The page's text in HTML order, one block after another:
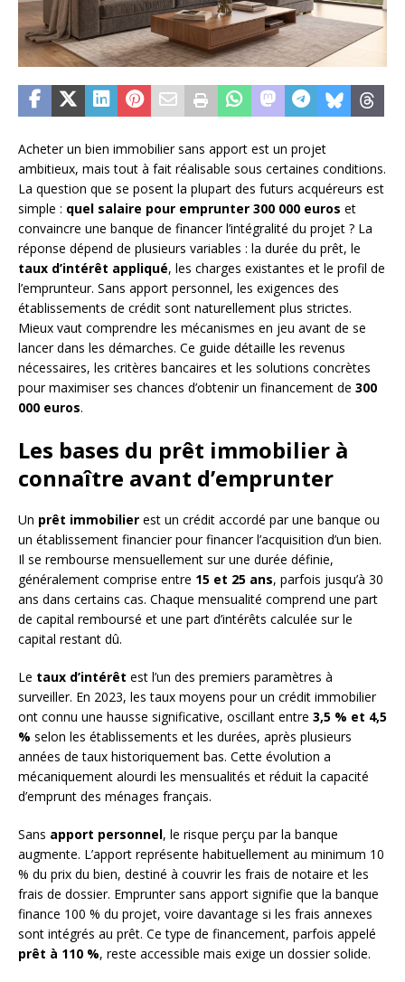
Acheter un bien immobilier sans apport est un projet
ambitieux, mais tout à fait réalisable sous certaines conditions.
La question que se posent la plupart des futurs acquéreurs est
simple : quel salaire pour emprunter 300 000 euros et
convaincre une banque de financer l’intégralité du projet ? La
réponse dépend de plusieurs variables : la durée du prêt, le
taux d’intérêt appliqué, les charges existantes et le profil de
l’emprunteur. Sans apport personnel, les exigences des
établissements de crédit sont naturellement plus strictes.
Mieux vaut comprendre les mécanismes en jeu avant de se
lancer dans les démarches. Ce guide détaille les revenus
nécessaires, les critères bancaires et les solutions concrètes
pour maximiser ses chances d’obtenir un financement de 300
000 euros.
Les bases du prêt immobilier à
connaître avant d’emprunter
Un prêt immobilier est un crédit accordé par une banque ou
un établissement financier pour financer l’acquisition d’un bien.
Il se rembourse mensuellement sur une durée définie,
généralement comprise entre 15 et 25 ans, parfois jusqu’à 30
ans dans certains cas. Chaque mensualité comprend une part
de capital remboursé et une part d’intérêts calculée sur le
capital restant dû.
Le taux d’intérêt est l’un des premiers paramètres à
surveiller. En 2023, les taux moyens pour un crédit immobilier
ont connu une hausse significative, oscillant entre 3,5 % et 4,5
% selon les établissements et les durées, après plusieurs
années de taux historiquement bas. Cette évolution a
mécaniquement alourdi les mensualités et réduit la capacité
d’emprunt des ménages français.
Sans apport personnel, le risque perçu par la banque
augmente. L’apport représente habituellement au minimum 10
% du prix du bien, destiné à couvrir les frais de notaire et les
frais de dossier. Emprunter sans apport signifie que la banque
finance 100 % du projet, voire davantage si les frais annexes
sont intégrés au prêt. Ce type de financement, parfois appelé
prêt à 110 %, reste accessible mais exige un dossier solide.